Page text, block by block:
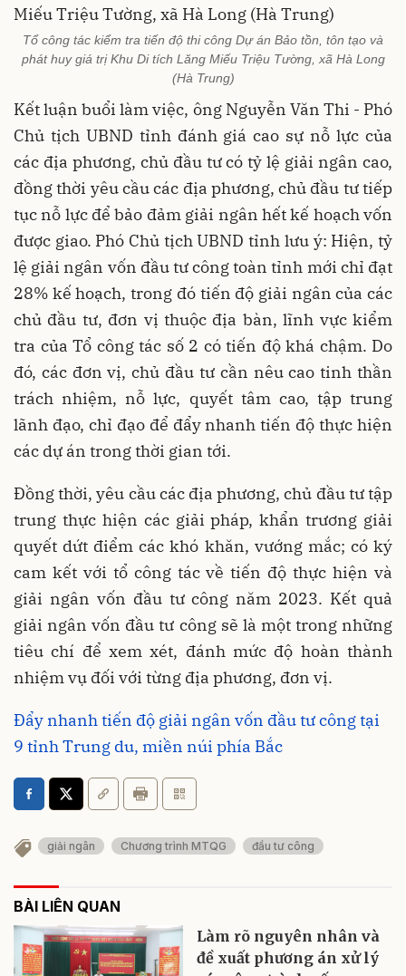
Tổ công tác kiểm tra tiến độ thi công Dự án Bảo tồn, tôn tạo và
phát huy giá trị Khu Di tích Lăng Miếu Triệu Tường, xã Hà Long
(Hà Trung)
Kết luận buổi làm việc, ông Nguyễn Văn Thi - Phó
Chủ tịch UBND tỉnh đánh giá cao sự nỗ lực của
các địa phương, chủ đầu tư có tỷ lệ giải ngân cao,
đồng thời yêu cầu các địa phương, chủ đầu tư tiếp
tục nỗ lực để bảo đảm giải ngân hết kế hoạch vốn
được giao. Phó Chủ tịch UBND tỉnh lưu ý: Hiện, tỷ
lệ giải ngân vốn đầu tư công toàn tỉnh mới chỉ đạt
28% kế hoạch, trong đó tiến độ giải ngân của các
chủ đầu tư, đơn vị thuộc địa bàn, lĩnh vực kiểm
tra của Tổ công tác số 2 có tiến độ khá chậm. Do
đó, các đơn vị, chủ đầu tư cần nêu cao tinh thần
trách nhiệm, nỗ lực, quyết tâm cao, tập trung
lãnh đạo, chỉ đạo để đẩy nhanh tiến độ thực hiện
các dự án trong thời gian tới.
Đồng thời, yêu cầu các địa phương, chủ đầu tư tập
trung thực hiện các giải pháp, khẩn trương giải
quyết dứt điểm các khó khăn, vướng mắc; có ký
cam kết với tổ công tác về tiến độ thực hiện và
giải ngân vốn đầu tư công năm 2023. Kết quả
giải ngân vốn đầu tư công sẽ là một trong những
tiêu chí để xem xét, đánh mức độ hoàn thành
nhiệm vụ đối với từng địa phương, đơn vị.
Đẩy nhanh tiến độ giải ngân vốn đầu tư công tại
9 tỉnh Trung du, miền núi phía Bắc
giải ngân Chương trình MTQG đầu tư công
BÀI LIÊN QUAN
Làm rõ nguyên nhân và
đề xuất phương án xử lý